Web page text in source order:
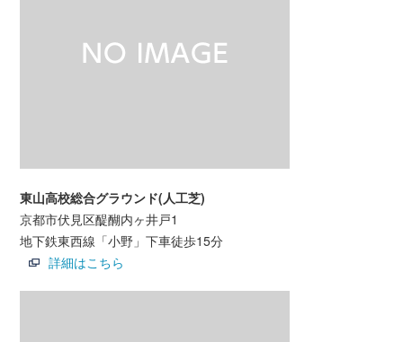
東山高校総合グラウンド(人工芝)
京都市伏見区醍醐内ヶ井戸1
地下鉄東西線「小野」下車徒歩15分
詳細はこちら